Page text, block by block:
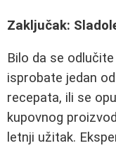
Zaključak:
Bilo da se
isprobate jedan
recepata, ili se
kupovnog
letnji užitak.